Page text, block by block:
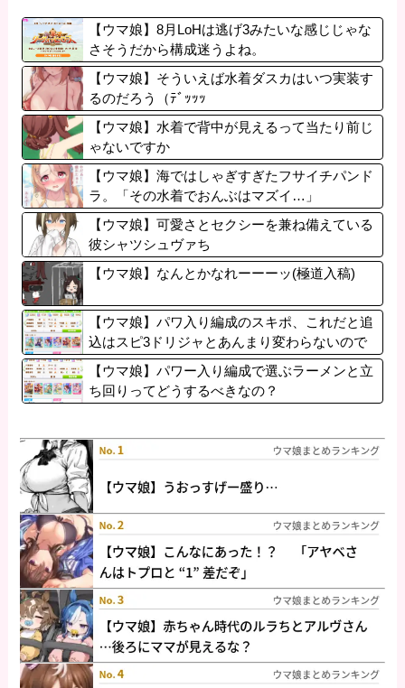
【ウマ娘】8月LoHは逃げ3みたいな感じじゃな
さそうだから構成迷うよね。
【ウマ娘】そういえば水着ダスカはいつ実装す
るのだろう（ﾃﾞｯｯｯ
【ウマ娘】水着で背中が見えるって当たり前じ
ゃないですか
【ウマ娘】海ではしゃぎすぎたフサイチパンド
ラ。「その水着でおんぶはマズイ…」
【ウマ娘】可愛さとセクシーを兼ね備えている
彼シャツシュヴァち
【ウマ娘】なんとかなれーーーッ(極道入稿)
【ウマ娘】パワ入り編成のスキポ、これだと追
込はスピ3ドリジャとあんまり変わらないので
は？
【ウマ娘】パワー入り編成で選ぶラーメンと立
ち回りってどうするべきなの？